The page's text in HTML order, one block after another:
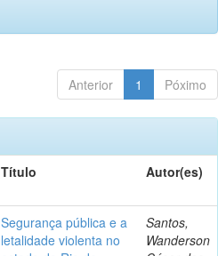
Anterior 1 Póximo
Título Autor(es)
Segurança pública e a
letalidade violenta no
Santos,
Wanderson